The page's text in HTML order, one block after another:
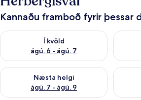
Kannaðu framboð fyrir þessar
Í kvöld
ágú. 6 - ágú. 7
Athuga framboð í kvöld ágú. 6 - ágú. 7
Næsta helgi
ágú. 7 - ágú. 9
Athuga framboð næstu helgi ágú. 7 -